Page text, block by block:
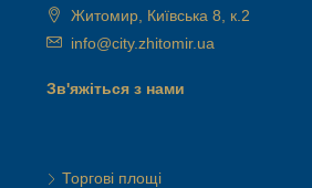
Житомир, Київська 8, к.2
info@city.zhitomir.ua
Зв'яжіться з нами
Торгові площі